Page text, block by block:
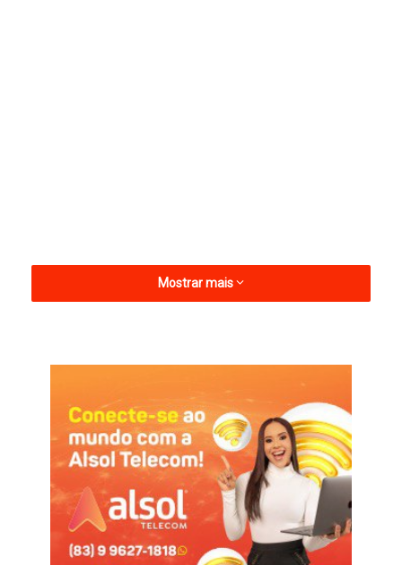
O capitão Ivanildo Rodrigues, 35 anos de idade, e passou cerca
defesa pessoal policial e de operação em drones. Há mais de
quinze anos na PMPB, já contribuiu de maneira significativa na
construção de um ambiente mais seguro para a população.
Também já teve passagem pela CIA da ROTAM em Patos.
capitão Ivanildo PM Pombal
Mostrar mais